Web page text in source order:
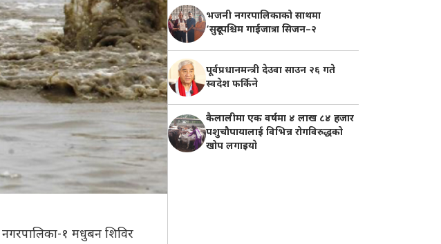
१ मधुबन शिविर
भजनी नगरपालिकाको साथमा
‘सुदूरपश्चिम गाईजात्रा सिजन–२
पूर्वप्रधानमन्त्री देउवा साउन २६ गते
स्वदेश फर्किने
कैलालीमा एक वर्षमा ४ लाख ८४ हजार
पशुचौपायालाई विभिन्न रोगविरुद्धको
खोप लगाइयाे